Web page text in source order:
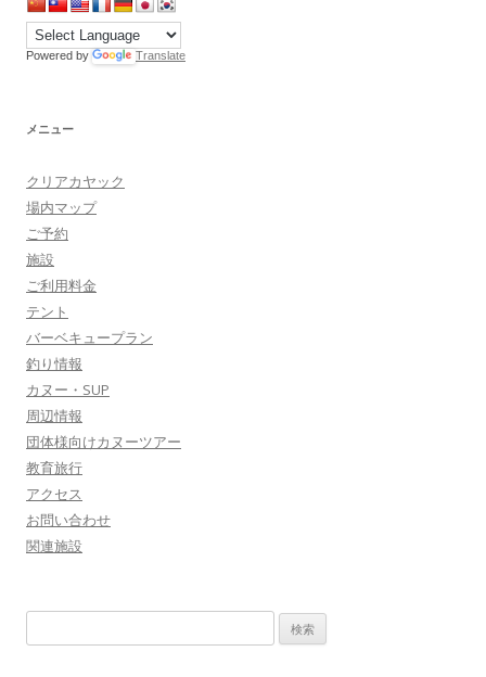
Powered by Translate
メニュー
クリアカヤック
場内マップ
ご予約
施設
ご利用料金
テント
バーベキュープラン
釣り情報
カヌー・SUP
周辺情報
団体様向けカヌーツアー
教育旅行
アクセス
お問い合わせ
関連施設
索: